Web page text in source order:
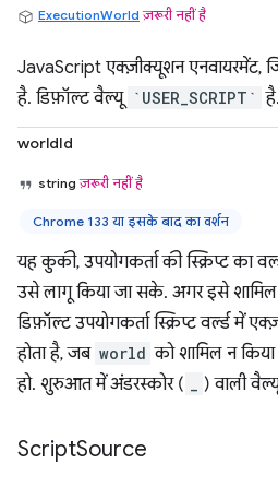
ExecutionWorld ज़रूरी नहीं है
JavaScript एक्ज़ीक्यूशन एनवायरमेंट,
है. डिफ़ॉल्ट वैल्यू `USER_SCRIPT` है.
worldId
stringज़रूरी नहीं है
Chrome 133 या इसके बाद का वर्शन
यह कुकी, उपयोगकर्ता की स्क्रिप्ट का
उसे लागू किया जा सके. अगर इसे शामिल
डिफ़ॉल्ट उपयोगकर्ता स्क्रिप्ट वर्ल्ड में
होता है, जब world को शामिल न किया
हो. शुरुआत में अंडरस्कोर ( ) वाली
ScriptSource